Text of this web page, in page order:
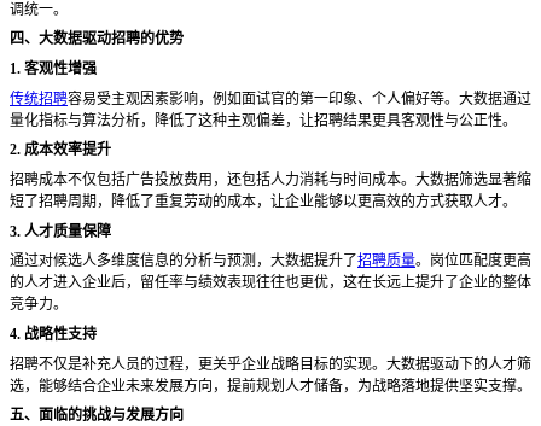
调统一。
四、大数据驱动招聘的优势
1. 客观性增强
传统招聘容易受主观因素影响，例如面试官的第一印象、个人偏好等。大数据通过
量化指标与算法分析，降低了这种主观偏差，让招聘结果更具客观性与公正性。
2. 成本效率提升
招聘成本不仅包括广告投放费用，还包括人力消耗与时间成本。大数据筛选显著缩
短了招聘周期，降低了重复劳动的成本，让企业能够以更高效的方式获取人才。
3. 人才质量保障
通过对候选人多维度信息的分析与预测，大数据提升了招聘质量。岗位匹配度更高
的人才进入企业后，留任率与绩效表现往往也更优，这在长远上提升了企业的整体
竞争力。
4. 战略性支持
招聘不仅是补充人员的过程，更关乎企业战略目标的实现。大数据驱动下的人才筛
选，能够结合企业未来发展方向，提前规划人才储备，为战略落地提供坚实支撑。
五、面临的挑战与发展方向